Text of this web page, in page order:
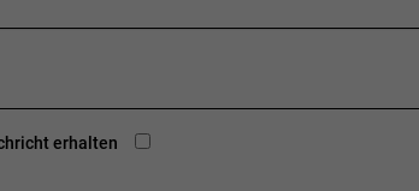
erhalten